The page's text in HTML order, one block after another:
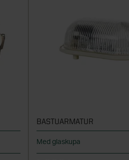
BASTUARMATUR
Med glaskupa